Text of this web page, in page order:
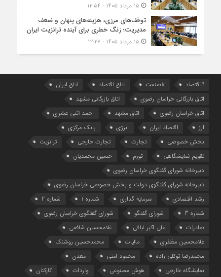
۱۵ مرداد ۱۴۰۵ - ۱۲:۵۴
توقف‌های مرزی، هزینه‌های پنهان و ضعف
مدیریت؛ زنگ خطری برای آینده ترانزیت ایران
۱۵ مرداد ۱۴۰۵ - ۱۲:۲۷
#اقتصاد #صنعت اتاق اقتصاد
اتاق ایران
اتاق بازرگانی خراسان رضوی
اتاق بازرگانی مشهد
اتاق خراسان رضوی
اتاق مشهد
احمد اثنی عشری
ارز
اقتصاد ایران انرژی
بانک مرکزی
بخش خصوصی
تجارت تجارت خارجی
ترانزیت
تقویم نمایشگاهی
تورم
حسین محمدیان
دبیرخانه شورای گفتگوی خراسان رضوی
دبیرخانه شورای گفتگوی دولت و بخش خصوصی خراسان رضوی
رشد اقتصادی
سرمایه گذاری شماره 1
شماره 2
شماره 3
شورای گفتگو
شورای گفتگوی خراسان رضوی
صادرات
علی اکبر لبافی
غلامحسین شافعی
غلامحسین مظفری
مالیات
محمدحسین روشنک
محمدرضا توکلی زاده
محمود امتی
معدن
نمایشگاه خارجی
هوش مصنوعی واردات کارکنان